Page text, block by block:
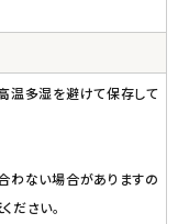
温多湿を避けて保存して
わない場合がありますの
ださい。